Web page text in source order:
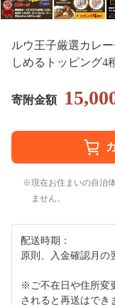
ルウ王子厳選カレ
しめるトッピング4
寄附金額
現在お住まいの自治
ません。
配送時期：
原則、入金確認月の
※ご不在日や住所変
されると再送はでき